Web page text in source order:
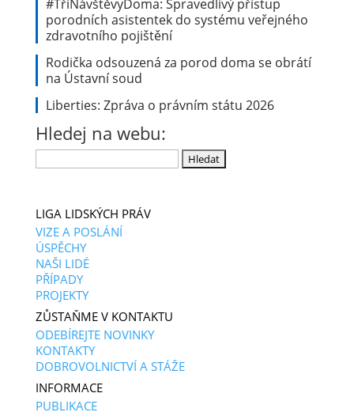
#TřiNávštěvyDoma: Spravedlivý přístup
porodních asistentek do systému veřejného
zdravotního pojištění
Rodička odsouzená za porod doma se obrátí
na Ústavní soud
Liberties: Zpráva o právním státu 2026
Hledej na webu:
Vyhledávání
LIGA LIDSKÝCH PRÁV
VIZE A POSLÁNÍ
ÚSPĚCHY
NAŠI LIDÉ
PŘÍPADY
PROJEKTY
ZŮSTAŇME V KONTAKTU
ODEBÍREJTE NOVINKY
KONTAKTY
DOBROVOLNICTVÍ A STÁŽE
INFORMACE
PUBLIKACE